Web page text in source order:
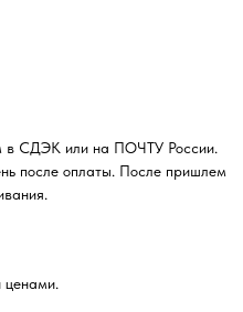
в СДЭК или на ПОЧТУ России.
после оплаты. После пришлем
ценами.